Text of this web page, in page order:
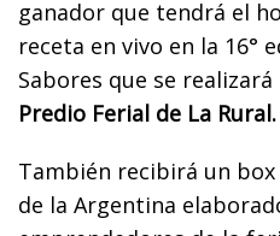
ganador que tendrá el
receta en vivo en la 16°
Sabores que se realizará
Predio Ferial de La Rural.
También recibirá un
de la Argentina